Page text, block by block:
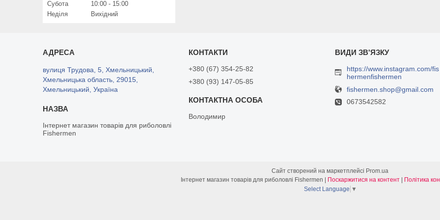
Субота
10:00
15:00
Неділя
Вихідний
вулиця Трудова, 5, Хмельницький,
Хмельницька область, 29015,
Хмельницький, Україна
Інтернет магазин товарів для риболовлі
Fishermen
+380 (67) 354-25-82
+380 (93) 147-05-85
Володимир
https://www.instagram.com/fis
hermenfishermen
fishermen.shop@gmail.com
0673542582
Сайт створений на маркетплейсі Prom.ua
Інтернет магазин товарів для риболовлі Fishermen | Поскаржитися на контент | Політика
Select Language ▼